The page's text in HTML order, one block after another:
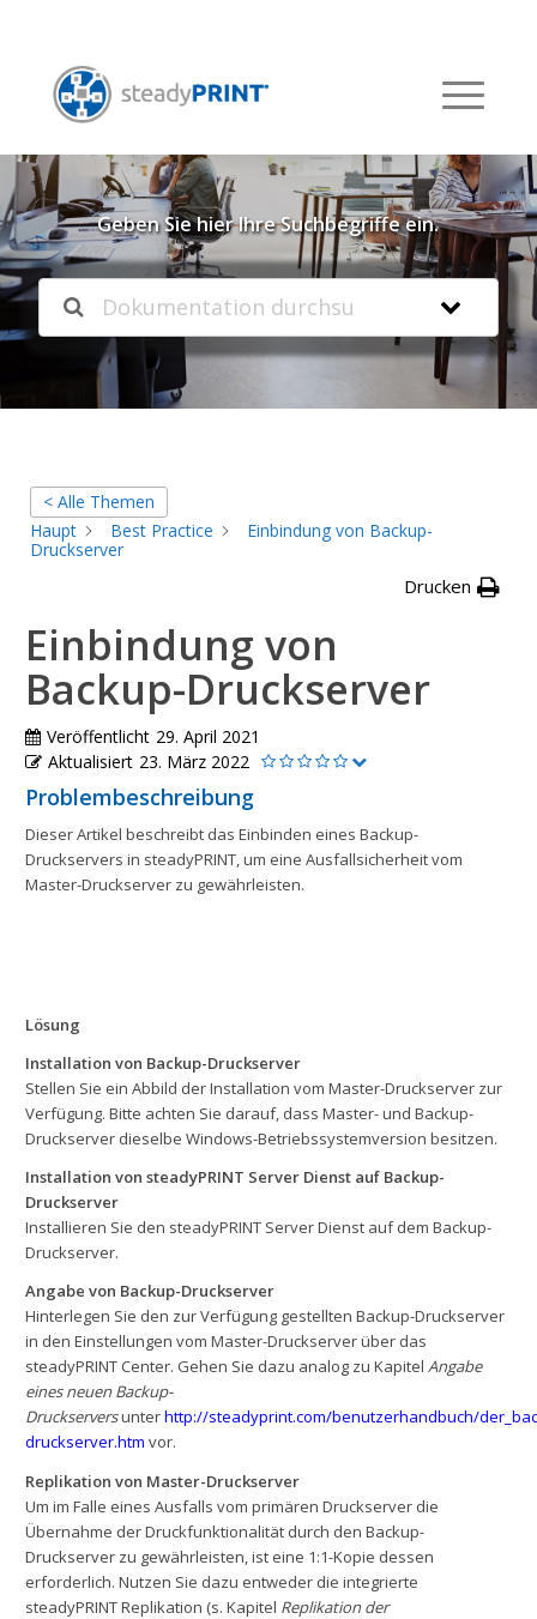
Willkommen in unserer
Knowledgebase
Geben Sie hier Ihre Suchbegriffe ein.
< Alle Themen
Haupt
Best Practice
Einbindung von Backup-
Druckserver
Drucken
Einbindung von
Backup-Druckserver
Veröffentlicht 29. April 2021
Aktualisiert 23. März 2022
Problembeschreibung
Dieser Artikel beschreibt das Einbinden eines Backup-
Druckservers in steadyPRINT, um eine Ausfallsicherheit vom
Master-Druckserver zu gewährleisten.
Lösung
Installation von Backup-Druckserver
Stellen Sie ein Abbild der Installation vom Master-Druckserver zur
Verfügung. Bitte achten Sie darauf, dass Master- und Backup-
Druckserver dieselbe Windows-Betriebssystemversion besitzen.
Installation von steadyPRINT Server Dienst auf Backup-
Druckserver
Installieren Sie den steadyPRINT Server Dienst auf dem Backup-
Druckserver.
Angabe von Backup-Druckserver
Hinterlegen Sie den zur Verfügung gestellten Backup-Druckserver
in den Einstellungen vom Master-Druckserver über das
steadyPRINT Center. Gehen Sie dazu analog zu Kapitel Angabe
eines neuen Backup-
Druckserversunterhttp://steadyprint.com/benutzerhandbuch/
druckserver.htm vor.
Replikation von Master-Druckserver
Um im Falle eines Ausfalls vom primären Druckserver die
Übernahme der Druckfunktionalität durch den Backup-
Druckserver zu gewährleisten, ist eine 1:1-Kopie dessen
erforderlich. Nutzen Sie dazu entweder die integrierte
steadyPRINT Replikation (s. Kapitel Replikation der